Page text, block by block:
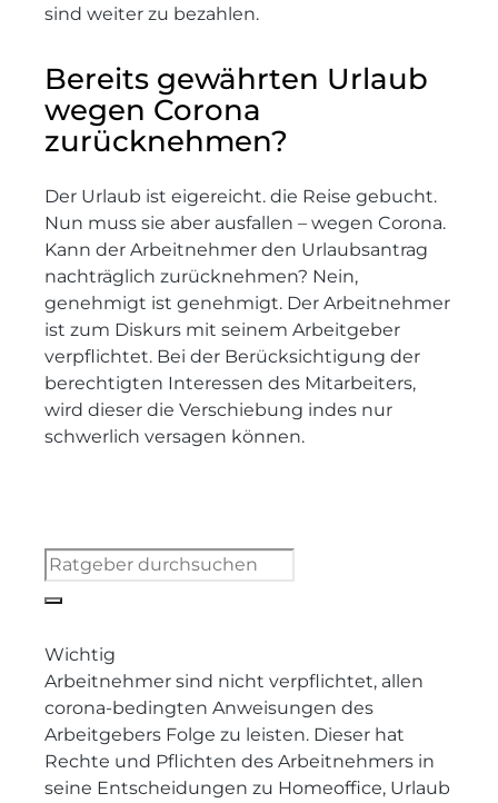
sind weiter zu bezahlen.
Bereits gewährten Urlaub
wegen Corona
zurücknehmen?
Der Urlaub ist eigereicht. die Reise gebucht.
Nun muss sie aber ausfallen – wegen Corona.
Kann der Arbeitnehmer den Urlaubsantrag
nachträglich zurücknehmen? Nein,
genehmigt ist genehmigt. Der Arbeitnehmer
ist zum Diskurs mit seinem Arbeitgeber
verpflichtet. Bei der Berücksichtigung der
berechtigten Interessen des Mitarbeiters,
wird dieser die Verschiebung indes nur
schwerlich versagen können.
Wichtig
Arbeitnehmer sind nicht verpflichtet, allen
corona-bedingten Anweisungen des
Arbeitgebers Folge zu leisten. Dieser hat
Rechte und Pflichten des Arbeitnehmers in
seine Entscheidungen zu Homeoffice, Urlaub